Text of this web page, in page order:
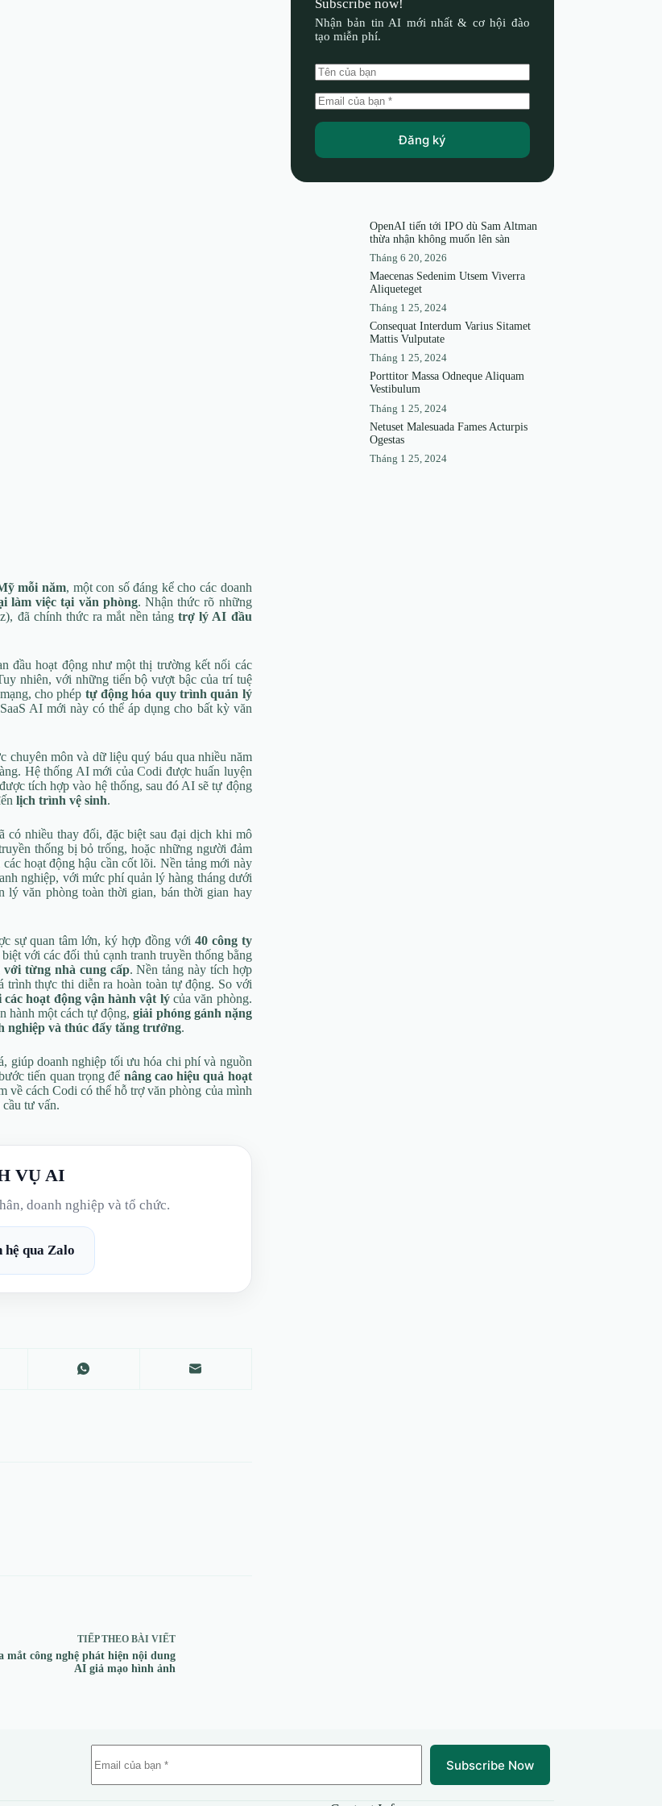
mỗi năm, một con số đáng kể cho các doanh
làm việc tại văn phòng. Nhận thức rõ những
đã chính thức ra mắt nền tảngtrợ lý AI đầu
đầu hoạt động như một thị trường kết nối các
nhiên, với những tiến bộ vượt bậc của trí tuệ
cho phép tự động hóa quy trình quản lý
AI mới này có thể áp dụng cho bất kỳ văn
chuyên môn và dữ liệu quý báu qua nhiều năm
Hệ thống AI mới của Codi được huấn luyện
tích hợp vào hệ thống, sau đó AI sẽ tự động
lịch trình vệ sinh.
có nhiều thay đổi, đặc biệt sau đại dịch khi mô
thống bị bỏ trống, hoặc những người đảm
hoạt động hậu cần cốt lõi. Nền tảng mới này
nghiệp, với mức phí quản lý hàng tháng dưới
văn phòng toàn thời gian, bán thời gian hay
sự quan tâm lớn, ký hợp đồng với 40 công ty
với các đối thủ cạnh tranh truyền thống bằng
với từng nhà cung cấp. Nền tảng này tích hợp
trình thực thi diễn ra hoàn toàn tự động. So với
các hoạt động vận hành vật lýcủa văn phòng.
hành một cách tự động,giải phóng gánh nặng
nghiệp và thúc đẩy tăng trưởng.
giúp doanh nghiệp tối ưu hóa chi phí và nguồn
tiến quan trọng để nâng cao hiệu quả hoạt
về cách Codi có thể hỗ trợ văn phòng của mình
tư vấn.
VỤ AI
doanh nghiệp và tổ chức.
hệ qua Zalo
TIẾP THEO BÀI VIẾT
mắt công nghệ phát hiện nội dung
AI giả mạo hình ảnh
Subscribe now!
Nhận bản tin AI mới nhất & cơ hội đào
tạo miễn phí.
Đăng ký
OpenAI tiến tới IPO dù Sam Altman
thừa nhận không muốn lên sàn
Tháng 6 20, 2026
Maecenas Sedenim Utsem Viverra
Aliqueteget
Tháng 1 25, 2024
Consequat Interdum Varius Sitamet
Mattis Vulputate
Tháng 1 25, 2024
Porttitor Massa Odneque Aliquam
Vestibulum
Tháng 1 25, 2024
Netuset Malesuada Fames Acturpis
Ogestas
Tháng 1 25, 2024
Subscribe Now